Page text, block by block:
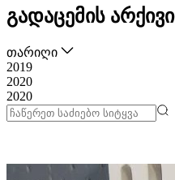
გადაცემის არქივი
თარიღი
2019
2020
2020